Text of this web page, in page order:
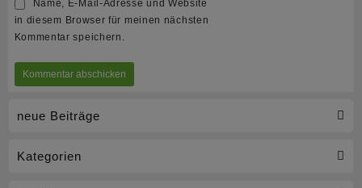
neue Beiträge
Kategorien
Name, E-Mail-Adresse und Website
in diesem Browser für meinen nächsten
Kommentar speichern.